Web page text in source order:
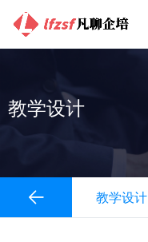
教学设计
教学设计